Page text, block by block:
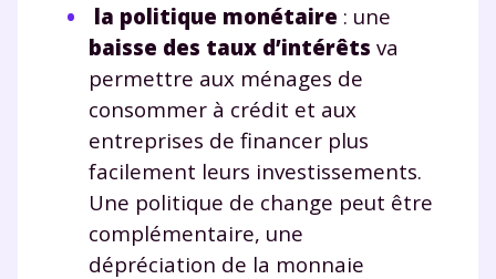
la politique monétaire : une
baisse des taux d’intérêts va
permettre aux ménages de
consommer à crédit et aux
entreprises de financer plus
facilement leurs investissements.
Une politique de change peut être
complémentaire, une
dépréciation de la monnaie